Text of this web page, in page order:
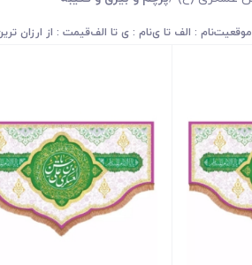
موقعیتنام : الف تا ینام : ی تا الفقیمت : از ارزان